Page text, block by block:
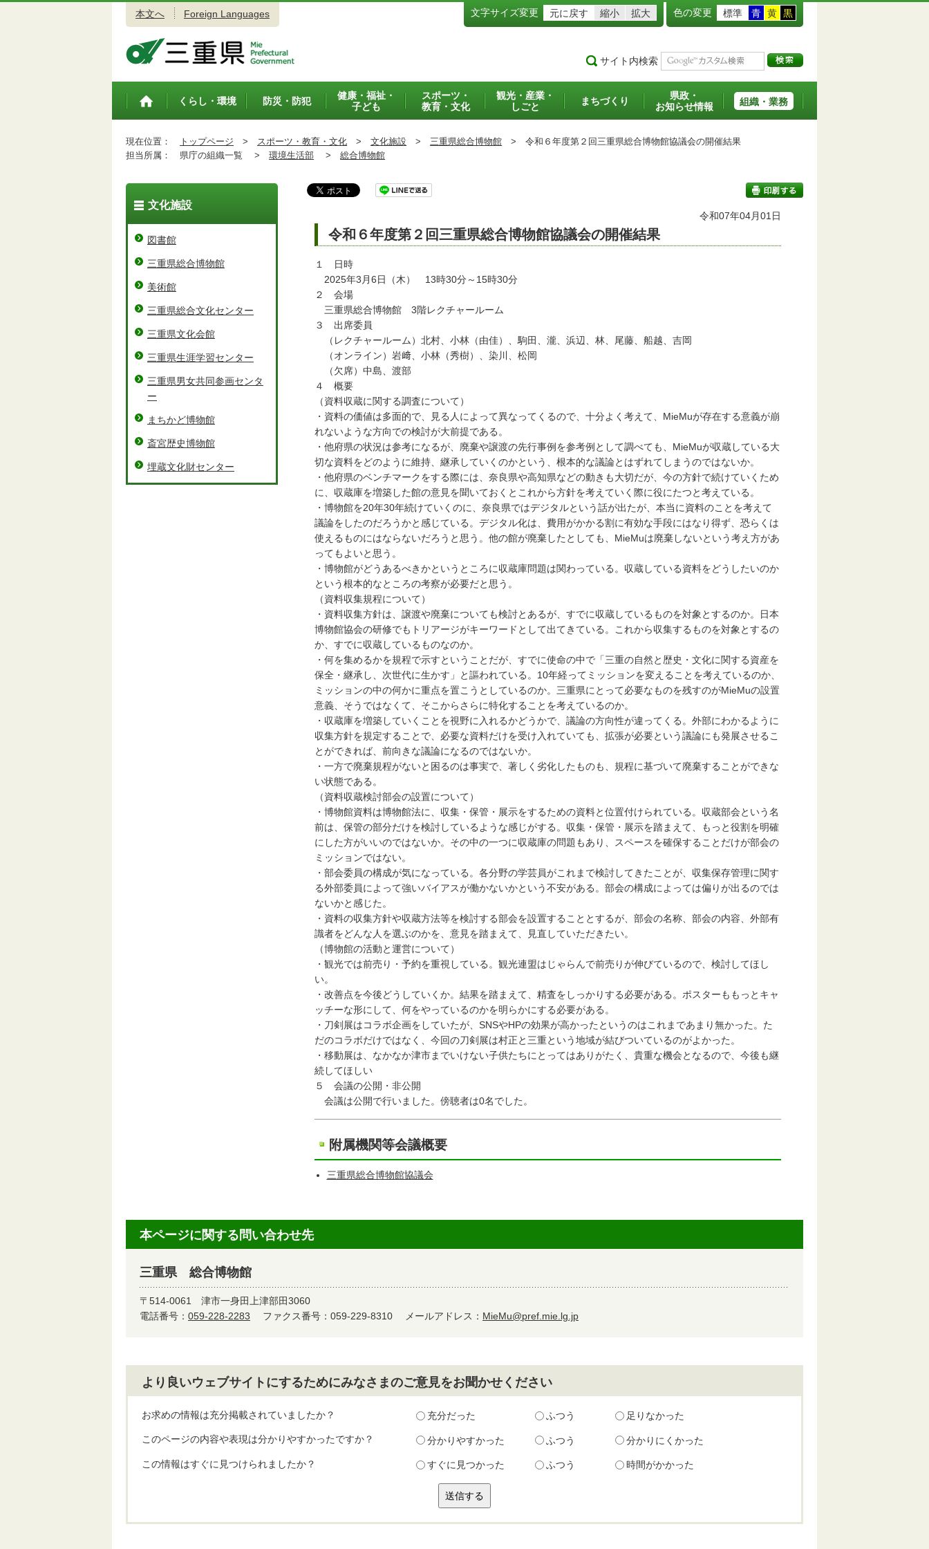
本文へ Foreign Languages 文字サイズ変更 元に戻す 縮小 拡大 色の変更 標準 青 黄 黒
サイト内検索
トップペ
くらし・環境 防災・防犯
健康・福祉・
子ども
スポーツ・
教育・文化
観光・産業・
しごと
まちづくり
県政・
お知らせ情報
組織・業務
現在位置： トップページ > スポーツ・教育・文化 > 文化施設 > 三重県総合博物館 > 令和６年度第２回三重県総合博物館協議会の開催結果
担当所属：
県庁の組織一覧 > 環境生活部 > 総合博物館
印刷する
令和07年04月01日
令和６年度第２回三重県総合博物館協議会の開催結果
１ 日時
2025年3月6日（木） 13時30分～15時30分
２ 会場
三重県総合博物館 3階レクチャールーム
３ 出席委員
（レクチャールーム）北村、小林（由佳）、駒田、瀧、浜辺、林、尾藤、船越、吉岡
（オンライン）岩﨑、小林（秀樹）、染川、松岡
（欠席）中島、渡部
４ 概要
（資料収蔵に関する調査について）
・資料の価値は多面的で、見る人によって異なってくるので、十分よく考えて、MieMuが存在する意義が崩
れないような方向での検討が大前提である。
・他府県の状況は参考になるが、廃棄や譲渡の先行事例を参考例として調べても、MieMuが収蔵している大
切な資料をどのように維持、継承していくのかという、根本的な議論とはずれてしまうのではないか。
・他府県のベンチマークをする際には、奈良県や高知県などの動きも大切だが、今の方針で続けていくため
に、収蔵庫を増築した館の意見を聞いておくとこれから方針を考えていく際に役にたつと考えている。
・博物館を20年30年続けていくのに、奈良県ではデジタルという話が出たが、本当に資料のことを考えて
議論をしたのだろうかと感じている。デジタル化は、費用がかかる割に有効な手段にはなり得ず、恐らくは
使えるものにはならないだろうと思う。他の館が廃棄したとしても、MieMuは廃棄しないという考え方があ
ってもよいと思う。
・博物館がどうあるべきかというところに収蔵庫問題は関わっている。収蔵している資料をどうしたいのか
という根本的なところの考察が必要だと思う。
（資料収集規程について）
・資料収集方針は、譲渡や廃棄についても検討とあるが、すでに収蔵しているものを対象とするのか。日本
博物館協会の研修でもトリアージがキーワードとして出てきている。これから収集するものを対象とするの
か、すでに収蔵しているものなのか。
・何を集めるかを規程で示すということだが、すでに使命の中で「三重の自然と歴史・文化に関する資産を
保全・継承し、次世代に生かす」と謳われている。10年経ってミッションを変えることを考えているのか、
ミッションの中の何かに重点を置こうとしているのか。三重県にとって必要なものを残すのがMieMuの設置
意義、そうではなくて、そこからさらに特化することを考えているのか。
・収蔵庫を増築していくことを視野に入れるかどうかで、議論の方向性が違ってくる。外部にわかるように
収集方針を規定することで、必要な資料だけを受け入れていても、拡張が必要という議論にも発展させるこ
とができれば、前向きな議論になるのではないか。
・一方で廃棄規程がないと困るのは事実で、著しく劣化したものも、規程に基づいて廃棄することができな
い状態である。
（資料収蔵検討部会の設置について）
・博物館資料は博物館法に、収集・保管・展示をするための資料と位置付けられている。収蔵部会という名
前は、保管の部分だけを検討しているような感じがする。収集・保管・展示を踏まえて、もっと役割を明確
にした方がいいのではないか。その中の一つに収蔵庫の問題もあり、スペースを確保することだけが部会の
ミッションではない。
・部会委員の構成が気になっている。各分野の学芸員がこれまで検討してきたことが、収集保存管理に関す
る外部委員によって強いバイアスが働かないかという不安がある。部会の構成によっては偏りが出るのでは
ないかと感じた。
・資料の収集方針や収蔵方法等を検討する部会を設置することとするが、部会の名称、部会の内容、外部有
識者をどんな人を選ぶのかを、意見を踏まえて、見直していただきたい。
（博物館の活動と運営について）
・観光では前売り・予約を重視している。観光連盟はじゃらんで前売りが伸びているので、検討してほし
い。
・改善点を今後どうしていくか。結果を踏まえて、精査をしっかりする必要がある。ポスターももっとキャ
ッチーな形にして、何をやっているのかを明らかにする必要がある。
・刀剣展はコラボ企画をしていたが、SNSやHPの効果が高かったというのはこれまであまり無かった。た
だのコラボだけではなく、今回の刀剣展は村正と三重という地域が結びついているのがよかった。
・移動展は、なかなか津市までいけない子供たちにとってはありがたく、貴重な機会となるので、今後も継
続してほしい
５ 会議の公開・非公開
会議は公開で行いました。傍聴者は0名でした。
附属機関等会議概要
三重県総合博物館協議会
文化施設
図書館
三重県総合博物館
美術館
三重県総合文化センター
三重県文化会館
三重県生涯学習センター
三重県男女共同参画センタ
ー
まちかど博物館
斎宮歴史博物館
埋蔵文化財センター
本ページに関する問い合わせ先
三重県 総合博物館
〒514-0061 津市一身田上津部田3060
電話番号： 059-228-2283 ファクス番号：059-229-8310 メールアドレス： MieMu@pref.mie.lg.jp
より良いウェブサイトにするためにみなさまのご意見をお聞かせください
お求めの情報は充分掲載されていましたか？ 充分だった ふつう 足りなかった
このページの内容や表現は分かりやすかったですか？ 分かりやすかった ふつう 分かりにくかった
この情報はすぐに見つけられましたか？ すぐに見つかった ふつう 時間がかかった